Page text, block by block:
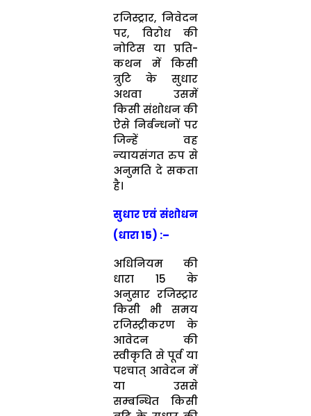
रजिस्‍ट्रार, निवेदन
पर, विरोध की
नोटिस या प्रति-
कथन में किसी
त्रुटि के सुधार
अथवा उसमें
किसी संशोधन की
ऐसे निर्बन्‍धनों पर
जिन्‍हें वह
न्‍यायसंगत रुप से
अनुमति दे सकता
है।
सुधार एवं संशोधन
(धारा 15) :–
अधिनियम की
धारा 15 के
अनुसार रजिस्‍ट्रार
किसी भी समय
रजिस्‍ट्रीकरण के
आवेदन की
स्‍वीकृति से पूर्व या
पश्‍चात् आवेदन में
या उससे
सम्‍बन्धित किसी